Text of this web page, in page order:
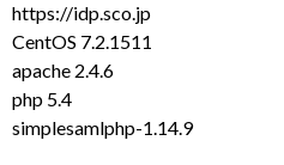
https://idp.sco.jp
CentOS 7.2.1511
apache 2.4.6
php 5.4
simplesamlphp-1.14.9